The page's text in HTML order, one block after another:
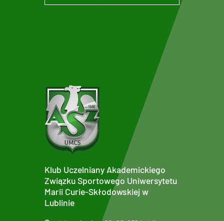
Klub Uczelniany Akademickiego
Związku Sportowego Uniwersytetu
Marii Curie-Skłodowskiej w
Lublinie